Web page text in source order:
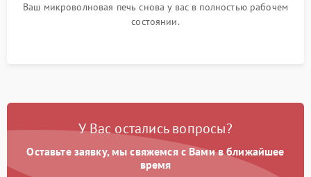
Ваш микроволновая печь снова у вас в полностью рабочем
состоянии.
У Вас остались вопросы?
Оставьте заявку, мы свяжемся с Вами в ближайшее
время